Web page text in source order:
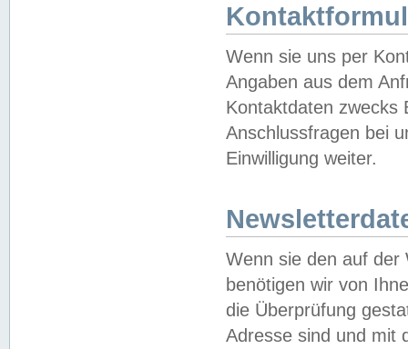
Wenn sie uns per
Angaben aus dem
Kontaktdaten zwecks
Anschlussfragen bei
Einwilligung weiter.
Wenn sie den auf der
benötigen wir von
die Überprüfung
Adresse sind und mit